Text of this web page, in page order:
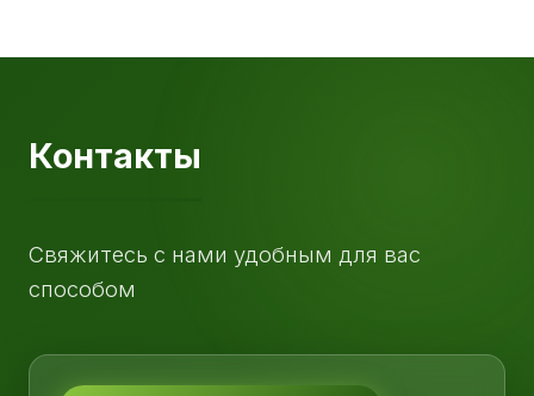
Контакты
Свяжитесь с нами удобным для вас
способом